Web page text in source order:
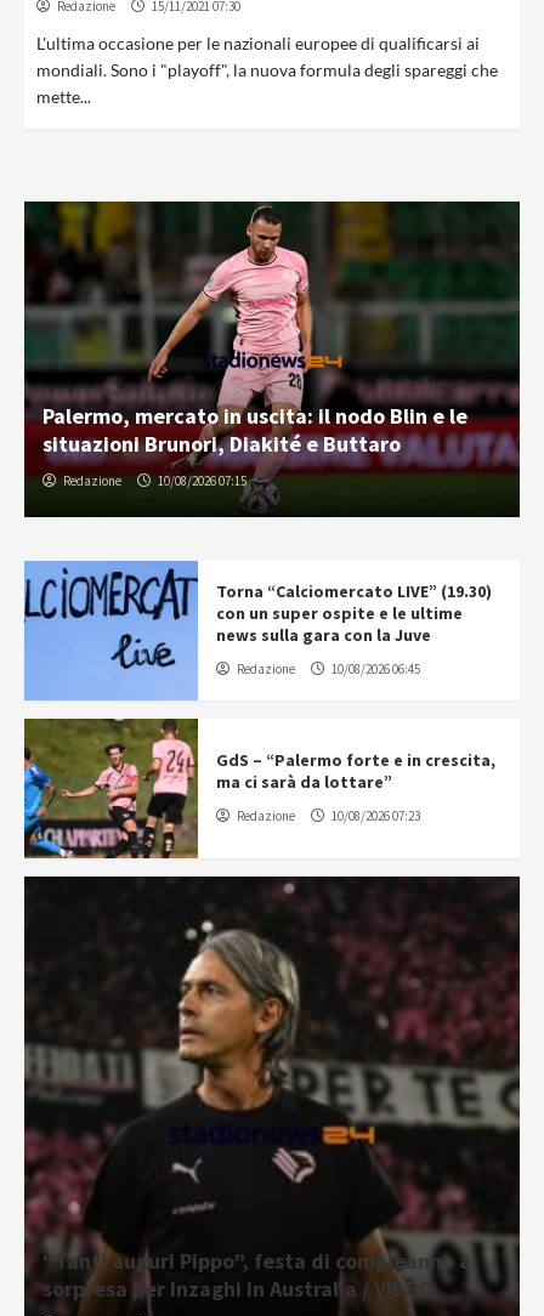
Redazione 15/11/2021 07:30
L'ultima occasione per le nazionali europee di qualificarsi ai
mondiali. Sono i "playoff", la nuova formula degli spareggi che
mette...
Palermo, mercato in uscita: il nodo Blin e le
situazioni Brunori, Diakité e Buttaro
Redazione 10/08/2026 07:15
Torna “Calciomercato LIVE” (19.30)
con un super ospite e le ultime
news sulla gara con la Juve
Redazione 10/08/2026 06:45
GdS – “Palermo forte e in crescita,
ma ci sarà da lottare”
Redazione 10/08/2026 07:23
“Tanti auguri Pippo”, festa di compleanno a
sorpresa per Inzaghi in Australia / VIDEO